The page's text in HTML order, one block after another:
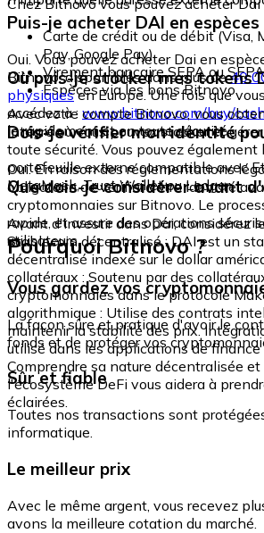
Chez Bitnovo vous pouvez acheter
Carte de crédit ou de débit (Visa,
Pay, Google Pay)
Virement bancaire SEPA ou
Espèces via les bons Bitnovo
Puis-je acheter DAI en espèces
Oui. Vous pouvez acheter Dai en
Bitnovo, disponibles dans plus de40
physiquesen Europe. Une fois que
accédez à : www.bitnovo.com/buy/
le rapidement et en toute sécurité.
Où puis-je stocker mes tokens
Avec votre compte Bitnovo, vous
intégré où vous pouvez stocker et
toute sécurité. Vous pouvez également
portefeuille externe compatible avec
MetaMask, Trust Wallet ou Ledger.
Dois-je vérifier mon identité
Oui. En raison des réglementations
obligatoire de vérifier votre identité
cryptomonnaies sur Bitnovo. Le
rapide, et assure des opérations
utilisateurs.
Que dois-je considérer avant
Avant d'investir dans Dai, considérez
Stablecoin décentralisé : DAI est un
décentralisé indexé sur le dollar
collatéraux : Soutenu par des
cryptomonnaies dans le protocole
algorithmique : Utilise des contrats
maintenir la stabilité des prix.
utilisé dans les applications de finance
Comprendre sa nature décentralisée
l'écosystème DeFi vous aidera à
éclairées.
Pourquoi Bitnovo ?
Vous gardez vos
La façon sûre et pratique d'avoir le
fonds et de protéger vos
Sûr et fiable
Toutes nos transactions sont
informatique.
Le meilleur prix
Avec le même argent, vous recevez
avons la meilleure cotation du marché.